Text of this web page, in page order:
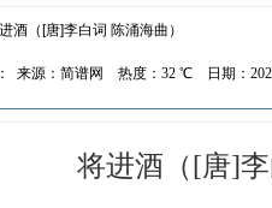
酒（[唐]李白词 陈涌海曲）
来源：简谱网 热度： 32 ℃ 日期：
将进酒（[唐]李